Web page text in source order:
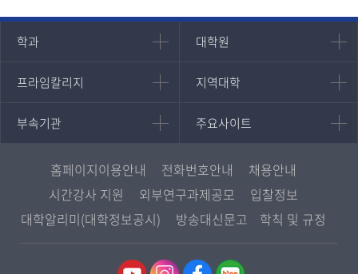
학과
인문과학대학
국어국문학과
영어영문학과
일본학과
사회과학대학
대학원
대학원
대학원
경영대학원
프라임칼리지
프라임칼리지
학사학위과정
평생교육과정
지역대학
지역대학
지역대학 포털
서울지역대학
대구경북지역대학
인천지역대학
광주전남지역대학
울산지역대학
부속기관
부속기관
중앙도서관
원격교육혁신연구원
통합인문학연구소
디지털미디어센터
주요사이트
주요사이트
멘토링
진로심리상담
교육정보화본부
국립대학육성사업
홈페이지이용안내 전화번호안내
채용안내
시간강사 지원
외부연구과제공모
입찰정보
대학알리미(대학정보공시)
방송대신문고 학칙 및 규정